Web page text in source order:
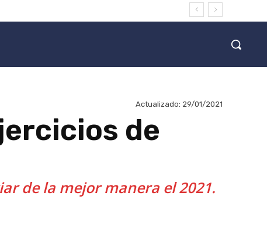
Actualizado: 29/01/2021
de
de la mejor manera el 2021.